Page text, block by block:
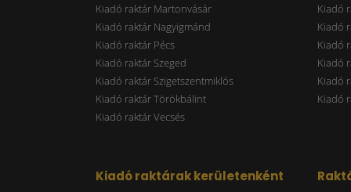
Kiadó raktár Martonvásár
Kiadó
Kiadó raktár Nagyigmánd
Kiadó
Kiadó raktár Pécs
Kiadó
Kiadó raktár Szeged
Kiadó
Kiadó raktár Szigetszentmiklós
Kiadó
Kiadó raktár Törökbálint
Kiadó
Kiadó raktár Vecsés
Kiadó raktárak kerületenként